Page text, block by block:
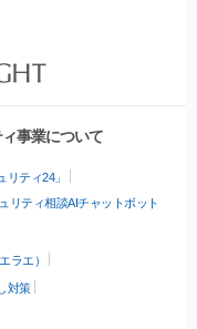
事業について
ティ24」
リティ相談AIチャットボット
ラエ）
対策